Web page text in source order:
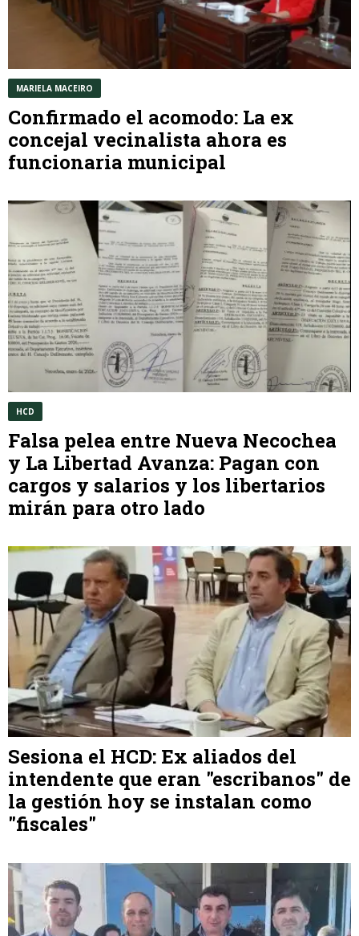
MARIELA MACEIRO
Confirmado el acomodo: La ex
concejal vecinalista ahora es
funcionaria municipal
HCD
Falsa pelea entre Nueva Necochea
y La Libertad Avanza: Pagan con
cargos y salarios y los libertarios
mirán para otro lado
Sesiona el HCD: Ex aliados del
intendente que eran "escribanos" de
la gestión hoy se instalan como
"fiscales"